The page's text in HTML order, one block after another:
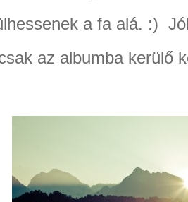
a fa alá. :)
az albumba kerülő